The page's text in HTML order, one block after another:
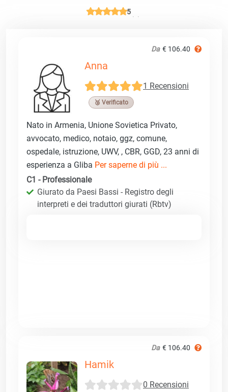
5
Da € 106.40
Anna
1 Recensioni
🥉 Verificato
Nato in Armenia, Unione Sovietica Privato,
avvocato, medico, notaio, ggz, comune,
ospedale, istruzione, UWV, , CBR, GGD, 23 anni di
esperienza a Gliba Per saperne di più ...
C1 - Professionale
Giurato da Paesi Bassi - Registro degli
interpreti e dei traduttori giurati (Rbtv)
Da € 106.40
Hamik
0 Recensioni